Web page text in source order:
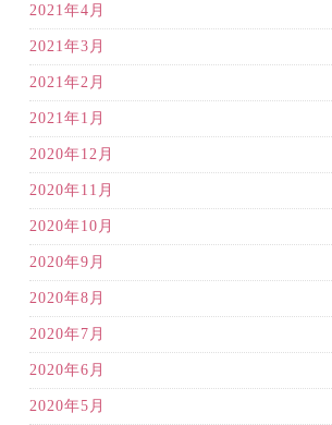
2021年4月
2021年3月
2021年2月
2021年1月
2020年12月
2020年11月
2020年10月
2020年9月
2020年8月
2020年7月
2020年6月
2020年5月